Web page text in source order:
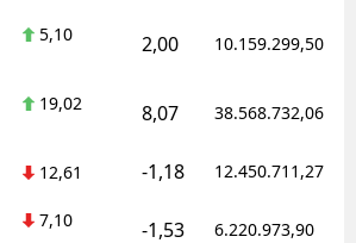
5,10 2,00 10.159.299,50
19,02 8,07 38.568.732,06
12,61 -1,18 12.450.711,27
7,10 -1,53 6.220.973,90